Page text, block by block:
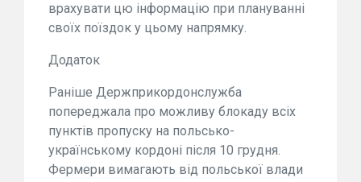
врахувати цю інформацію при плануванні
своїх поїздок у цьому напрямку.
Додаток
Раніше Держприкордонслужба
попереджала про можливу блокаду всіх
пунктів пропуску на польсько-
українському кордоні після 10 грудня.
Фермери вимагають від польської влади